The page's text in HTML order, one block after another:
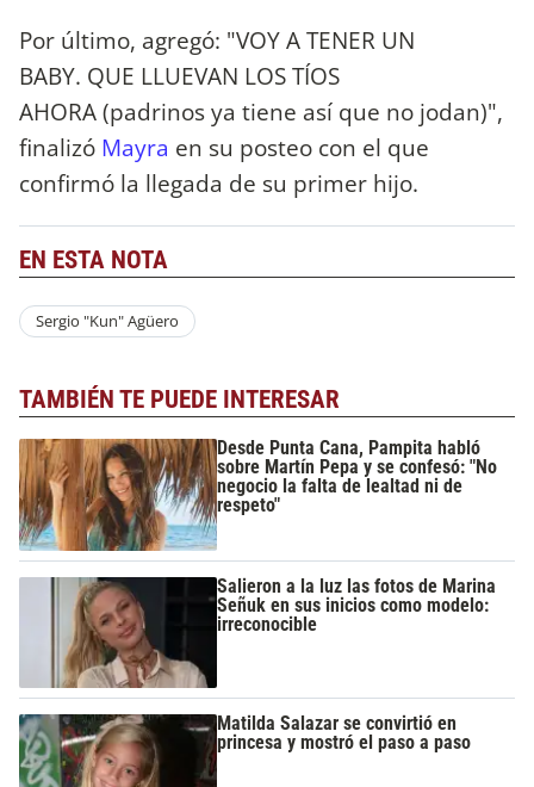
Por último, agregó: "VOY A TENER UN
BABY. QUE LLUEVAN LOS TÍOS
AHORA (padrinos ya tiene así que no jodan)",
finalizó Mayra en su posteo con el que
confirmó la llegada de su primer hijo.
EN ESTA NOTA
Sergio "Kun" Agüero
TAMBIÉN TE PUEDE INTERESAR
Desde Punta Cana, Pampita habló
sobre Martín Pepa y se confesó: "No
negocio la falta de lealtad ni de
respeto"
Salieron a la luz las fotos de Marina
Señuk en sus inicios como modelo:
irreconocible
Matilda Salazar se convirtió en
princesa y mostró el paso a paso